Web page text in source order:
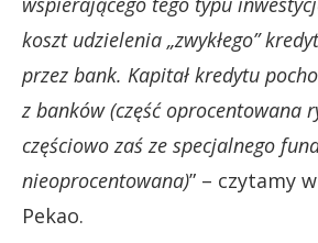
koszt udzielenia „zwykłego”
przez bank. Kapitał kredytu
z banków (część oprocentowana
częściowo zaś ze specjalnego
nieoprocentowana)” – czytamy
Pekao.